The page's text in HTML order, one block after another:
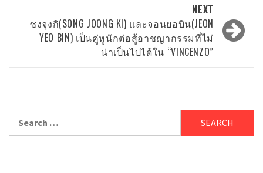
NEXT
ซงจุงกิ(SONG JOONG KI) และจอนยอบิน(JEON
YEO BIN) เป็นคู่หูนักต่อสู้อาชญากรรมที่ไม่
น่าเป็นไปได้ใน “VINCENZO”
for: